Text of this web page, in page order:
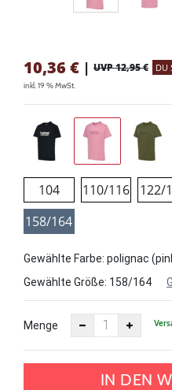
10,36 € | UVP 12,95 € DU
inkl. 19 % MwSt.
104 110/116 122/
158/164
Gewählte Farbe: polignac
Gewählte Größe: 158/164
Menge
IN DEN